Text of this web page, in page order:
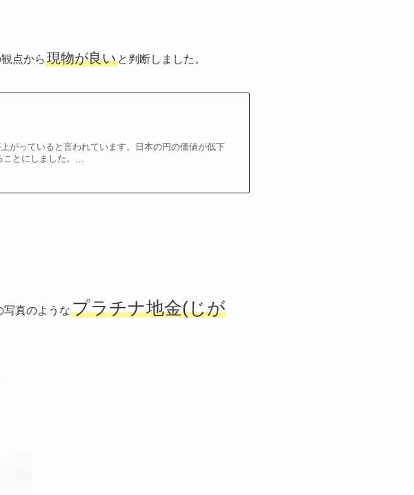
観点から 現物が良い と判断しました。
がっていると言われています。日本の円の価値が低下
ことにしました。…
写真のようなプラチナ地金(じが